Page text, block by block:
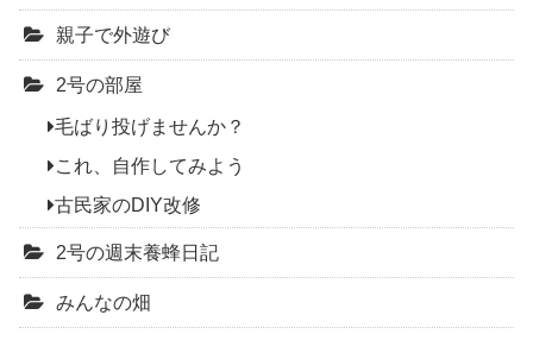
親子で外遊び
2号の部屋
毛ばり投げませんか？
これ、自作してみよう
古民家のDIY改修
2号の週末養蜂日記
みんなの畑